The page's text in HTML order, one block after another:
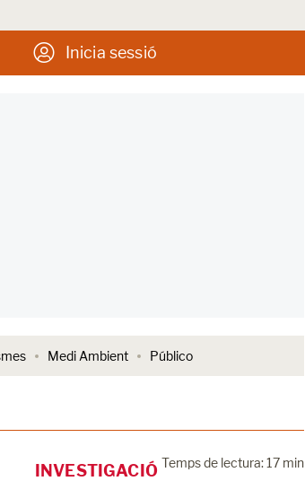
Inicia sessió
Medi Ambient Público
INVESTIGACIÓ Temps de lectura: 17 min